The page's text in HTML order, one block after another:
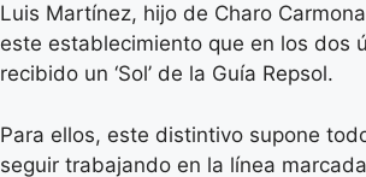
Luis Martínez, hijo de Charo
este establecimiento que en los dos
recibido un ‘Sol’ de la Guía Repsol.
Para ellos, este distintivo supone
seguir trabajando en la línea